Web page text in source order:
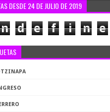
DESDE 24 DE JULIO DE 2019
n d e f i n e